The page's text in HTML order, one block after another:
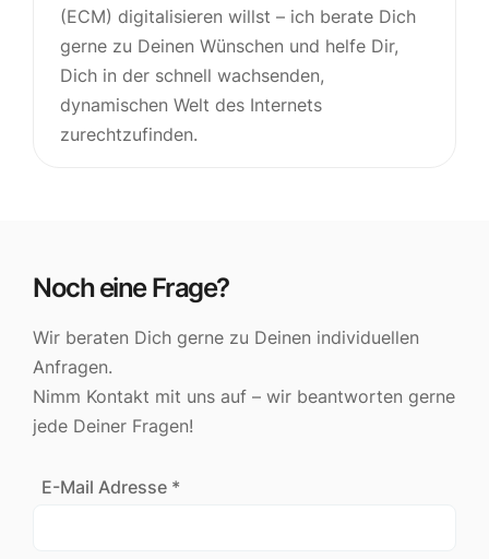
(ECM) digitalisieren willst – ich berate Dich
gerne zu Deinen Wünschen und helfe Dir,
Dich in der schnell wachsenden,
dynamischen Welt des Internets
zurechtzufinden.
Noch eine Frage?
Wir beraten Dich gerne zu Deinen individuellen
Anfragen.
Nimm Kontakt mit uns auf – wir beantworten gerne
jede Deiner Fragen!
E-Mail Adresse *